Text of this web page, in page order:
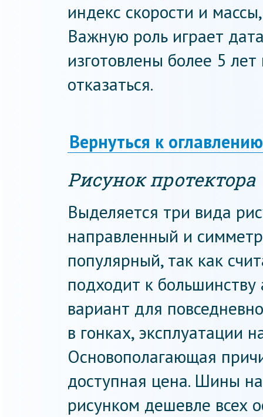
индекс скорости и
Важную роль играет
изготовлены более 5
отказаться.
Вернуться к оглавлению
Рисунок протектора
Выделяется три вида
направленный и
популярный, так как
подходит к
вариант для
в гонках, эксплуатации
Основополагающая
доступная цена. Шины
рисунком дешевле всех